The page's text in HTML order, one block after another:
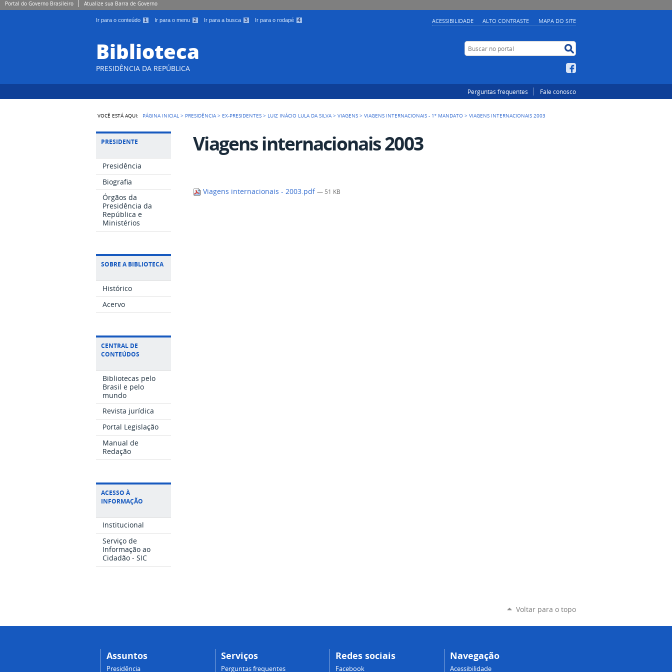
Portal do Governo Brasileiro Atualize sua Barra de Governo
Ir para o conteúdo 1 Ir para o menu 2 Ir para a busca 3 Ir para o rodapé 4 ACESSIBILIDADE ALTO CONTRASTE MAPA DO SITE
Biblioteca
PRESIDÊNCIA DA REPÚBLICA
Buscar no portal
Perguntas frequentes Fale conosco
VOCÊ ESTÁ AQUI: PÁGINA INICIAL > PRESIDÊNCIA > EX-PRESIDENTES > LUIZ INÁCIO LULA DA SILVA >VIAGENS >VIAGENS INTERNACIONAIS - 1º MANDATO >VIAGENS INTERNACIONAIS 2003
PRESIDENTE
Presidência
Biografia
Órgãos da
Presidência da
República e
Ministérios
SOBRE A BIBLIOTECA
Histórico
Acervo
CENTRAL DE
CONTEÚDOS
Bibliotecas pelo
Brasil e pelo
mundo
Revista jurídica
Portal Legislação
Manual de
Redação
ACESSO À
INFORMAÇÃO
Institucional
Serviço de
Informação ao
Cidadão - SIC
Viagens internacionais 2003
Viagens internacionais - 2003.pdf— 51 KB
Voltar para o topo
Assuntos
Presidência
Serviços
Perguntas frequentes
Redes sociais
Facebook
Navegação
Acessibilidade